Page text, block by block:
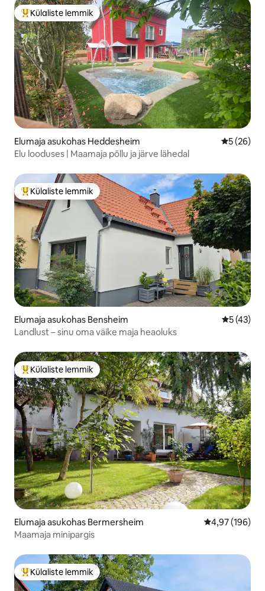
Külaliste suur lemmik
Külaliste lemmik
Elumaja asukohas Heddesheim Keskmine
5 (26)
Elu looduses | Maamaja põllu ja järve lähedal
Külaliste suur lemmik
Külaliste lemmik
Elumaja asukohas Bensheim Keskmine
5 (43)
Landlust – sinu oma väike maja heaoluks
Külaliste suur lemmik
Külaliste lemmik
Elumaja asukohas Bermersheim Keskmine
4,97 (196)
Maamaja minipargis
Külaliste suur lemmik
Külaliste lemmik